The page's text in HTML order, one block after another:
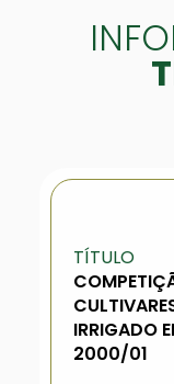
TÍTULO
IRRIGADO
2000/01